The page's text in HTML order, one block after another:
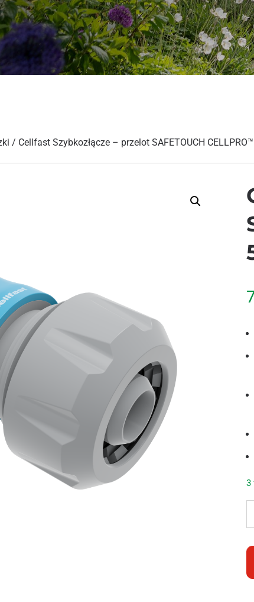
/ Cellfast Szybkozłącze – przelot SAFETOUCH
3